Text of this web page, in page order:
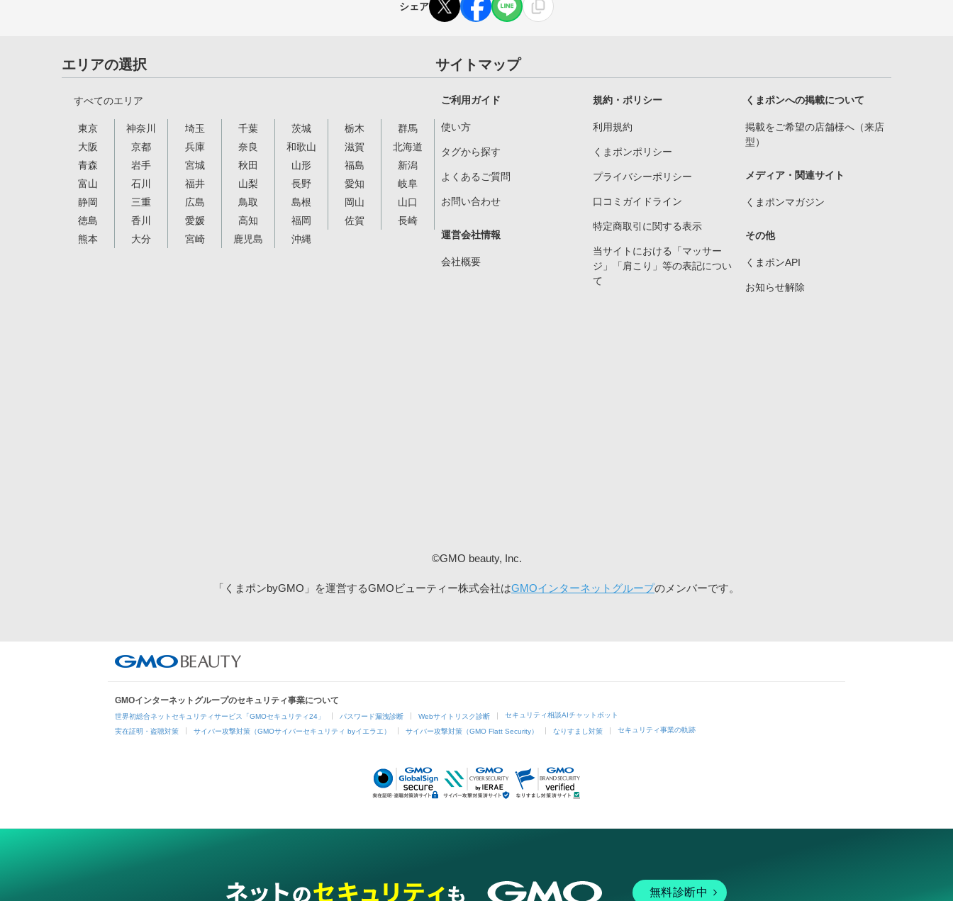
シェア
エリアの選択
すべてのエリア
東京 神奈川 埼玉 千葉 茨城 栃木
群馬
大阪
京都 兵庫 奈良 和歌山 滋賀
北海道
青森
岩手 宮城 秋田 山形 福島
新潟
富山
石川 福井 山梨 長野 愛知
岐阜
静岡
三重 広島 鳥取 島根 岡山
山口
徳島
香川 愛媛 高知 福岡 佐賀
長崎
熊本
大分 宮崎 鹿児島 沖縄
サイトマップ
ご利用ガイド
使い方
タグから探す
よくあるご質問
お問い合わせ
運営会社情報
会社概要
規約・ポリシー
利用規約
くまポンポリシー
プライバシーポリシー
口コミガイドライン
特定商取引に関する表示
当サイトにおける「マッサー
ジ」「肩こり」等の表記につい
て
くまポンへの掲載について
掲載をご希望の店舗様へ（来店
型）
メディア・関連サイト
くまポンマガジン
その他
くまポンAPI
お知らせ解除
©GMO beauty, Inc.
「くまポンbyGMO」を運営するGMOビューティー株式会社はGMOインターネットグループのメンバーです。
GMOインターネットグループのセキュリティ事業について
世界初総合ネットセキュリティサービス「GMOセキュリティ24」 パスワード漏洩診断 Webサイトリスク診断 セキュリティ相談AIチャットボット
実在証明・盗聴対策 サイバー攻撃対策（GMOサイバーセキュリティ byイエラエ） サイバー攻撃対策（GMO Flatt Security） なりすまし対策 セキュリティ事業の軌跡
無料診断中